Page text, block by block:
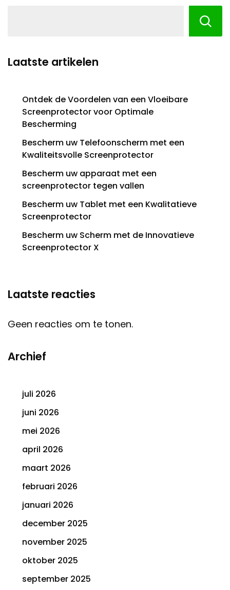
Laatste artikelen
Ontdek de Voordelen van een Vloeibare
Screenprotector voor Optimale
Bescherming
Bescherm uw Telefoonscherm met een
Kwaliteitsvolle Screenprotector
Bescherm uw apparaat met een
screenprotector tegen vallen
Bescherm uw Tablet met een Kwalitatieve
Screenprotector
Bescherm uw Scherm met de Innovatieve
Screenprotector X
Laatste reacties
Geen reacties om te tonen.
Archief
juli 2026
juni 2026
mei 2026
april 2026
maart 2026
februari 2026
januari 2026
december 2025
november 2025
oktober 2025
september 2025